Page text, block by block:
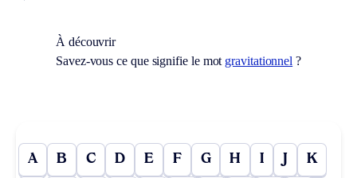
À découvrir
Savez-vous ce que signifie le mot gravitationnel ?
A B C D E F G H I J K